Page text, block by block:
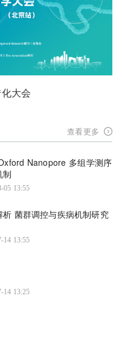
大会
查看更多
Nanopore 多组学测序
制
05 13:55
析 菌群调控与疾病机制研究
14 13:55
14 13:25